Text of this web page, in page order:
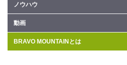
ノウハウ
動画
BRAVO MOUNTAINとは